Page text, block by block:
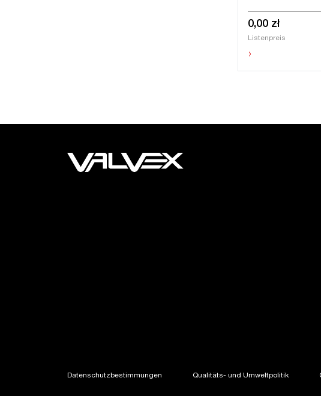
0,00 zł
Listenpreis
›
Datenschutzbestimmungen Qualitäts- und Umweltpolitik